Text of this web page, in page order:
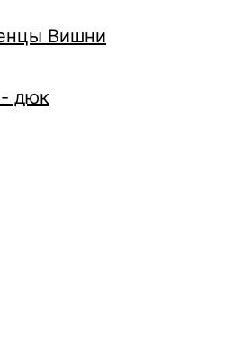
Вишни
дюк